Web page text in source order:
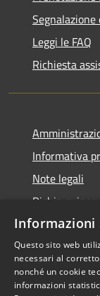
Leggi le FAQ
Richiesta
Informativa
Note legali
RSS
Accessibilità
Informazioni
Questo sito web
necessari al
nonché un cookie
informazioni